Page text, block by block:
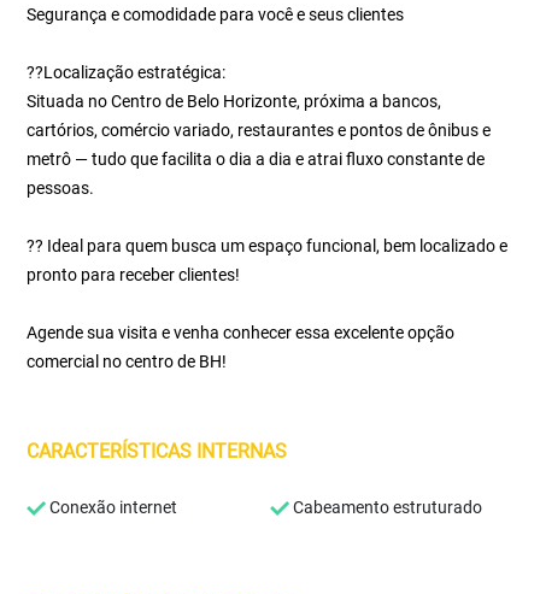
Segurança e comodidade para você e seus clientes
??Localização estratégica:
Situada no Centro de Belo Horizonte, próxima a bancos,
cartórios, comércio variado, restaurantes e pontos de ônibus e
metrô — tudo que facilita o dia a dia e atrai fluxo constante de
pessoas.
?? Ideal para quem busca um espaço funcional, bem localizado e
pronto para receber clientes!
Agende sua visita e venha conhecer essa excelente opção
comercial no centro de BH!
CARACTERÍSTICAS INTERNAS
Conexão internet Cabeamento estruturado